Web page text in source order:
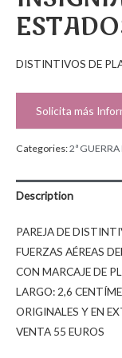
DISTINTIVOS DE
Solicita más
Categories:2ª
Description
PAREJA DE
FUERZAS AÉREAS
CON MARCAJE DE
LARGO: 2,6
ORIGINALES Y EN
VENTA 55 EUROS